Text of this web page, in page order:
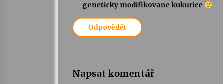
geneticky modifikovane kukurice
Odpovědět
Napsat komentář